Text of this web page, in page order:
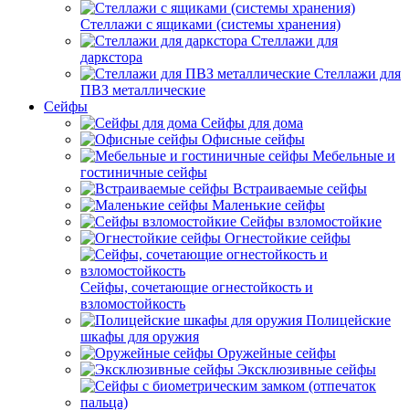
Стеллажи с ящиками (системы хранения)
Стеллажи для
даркстора
Стеллажи для
ПВЗ металлические
Сейфы
Сейфы для дома
Офисные сейфы
Мебельные и
гостиничные сейфы
Встраиваемые сейфы
Маленькие сейфы
Сейфы взломостойкие
Огнестойкие сейфы
Сейфы, сочетающие огнестойкость и
взломостойкость
Полицейские
шкафы для оружия
Оружейные сейфы
Эксклюзивные сейфы